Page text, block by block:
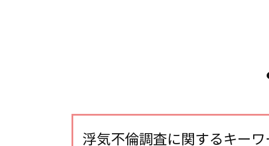
浮気不倫調査に関するキーワ